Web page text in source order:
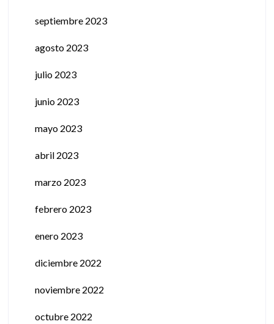
septiembre 2023
agosto 2023
julio 2023
junio 2023
mayo 2023
abril 2023
marzo 2023
febrero 2023
enero 2023
diciembre 2022
noviembre 2022
octubre 2022